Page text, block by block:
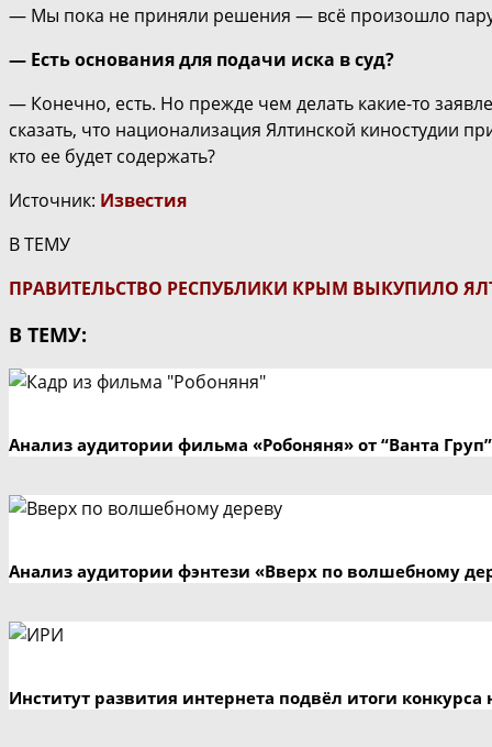
— Мы пока не приняли решения — всё произошло
— Есть основания для подачи иска в суд?
— Конечно, есть. Но прежде чем делать какие-то
сказать, что национализация Ялтинской киностудии
кто ее будет содержать?
Источник: Известия
В ТЕМУ
ПРАВИТЕЛЬСТВО РЕСПУБЛИКИ КРЫМ ВЫКУПИЛО
В ТЕМУ:
Анализ аудитории фильма «Робоняня» от “Ванта Груп”
Анализ аудитории фэнтези «Вверх по волшебному
Институт развития интернета подвёл итоги